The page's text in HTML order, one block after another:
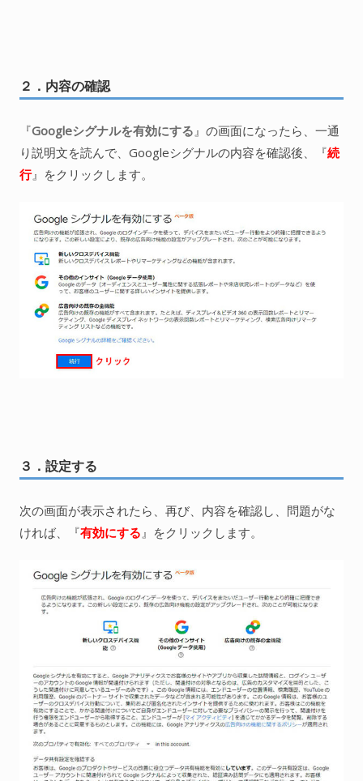
２．内容の確認
『Googleシグナルを有効にする 』の画面になったら、一通
り説明文を読んで、Googleシグナルの内容を確認後、『続
行』をクリックします。
３．設定する
次の画面が表示されたら、再び、内容を確認し、問題がな
ければ、『有効にする』をクリックします。